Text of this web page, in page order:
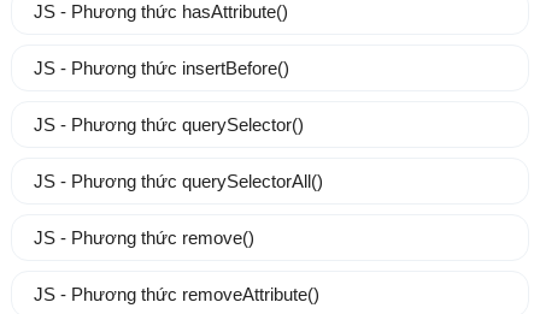
JS - Phương thức hasAttribute()
JS - Phương thức insertBefore()
JS - Phương thức querySelector()
JS - Phương thức querySelectorAll()
JS - Phương thức remove()
JS - Phương thức removeAttribute()